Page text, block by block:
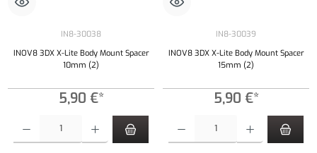
IN8-30038
INOV8 3DX X-Lite Body Mount Spacer
10mm (2)
5,90 €*
IN8-30039
INOV8 3DX X-Lite Body Mount Spacer
15mm (2)
5,90 €*